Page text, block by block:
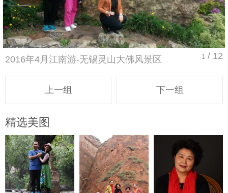
1 / 12
2016年4月江南游-无锡灵山大佛风景区
上一组 下一组
精选美图